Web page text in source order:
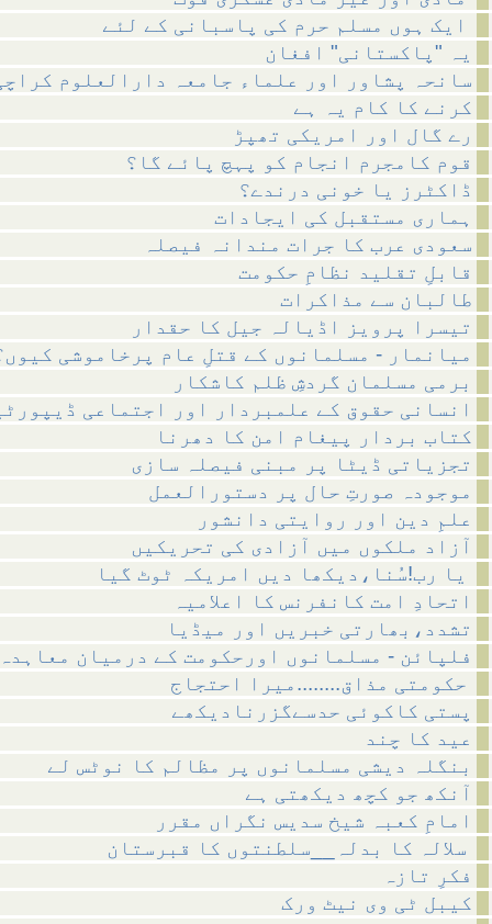
یہ "پاکستانی" افغان
سانحہ پشاور اور علماء جامعہ دارالعلوم
کرنے کا کام یہ ہے
رے گال اور امریکی تھپڑ
قوم کامجرم انجام کو پہچ پائے گا؟
ڈاکٹرز یا خونی درندے؟
ہماری مستقبل کی ایجادات
سعودی عرب کا جرات مندانہ فیصلہ
قابلِ تقلید نظامِ حکومت
طالبان سے مذاکرات
تیسرا پرویز اڈیالہ جیل کا حقدار
میانمار - مسلمانوں کے قتلِ عام پرخاموشی
برمی مسلمان گردشِ ظلم کاشکار
انسانی حقوق کے علمبردار اور اجتماعی
کتاب بردار پیغام امن کا دھرنا
تجزیاتی ڈیٹا پر مبنی فیصلہ سازی
موجودہ صورتِ حال پر دستورالعمل
علمِ دین اور روایتی دانشور
آزاد ملکوں میں آزادی کی تحریکیں
اتحادِ امت کانفرنس کا اعلامیہ
تشدد،بھارتی خبریں اور میڈیا
فلپائن - مسلمانوں اورحکومت کے درمیان
پستی کاکوئی حدسےگزرنادیکھے
عید کا چند
بنگلہ دیشی مسلمانوں پر مظالم کا نوٹس لے
آنکھ جو کچھ دیکھتی ہے
امامِ کعبہ شیخ سدیس نگراں مقرر
فکرِ تازہ
کیبل ٹی وی نیٹ ورک